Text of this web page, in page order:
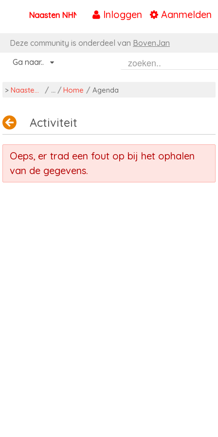
Naar content
Inloggen Aanmelden
Naasten NHN
Deze community is onderdeel van BovenJan
Ga naar..
> Naasten NHN / Home / Agenda
Activiteit
Oeps, er trad een fout op bij het ophalen
van de gegevens.